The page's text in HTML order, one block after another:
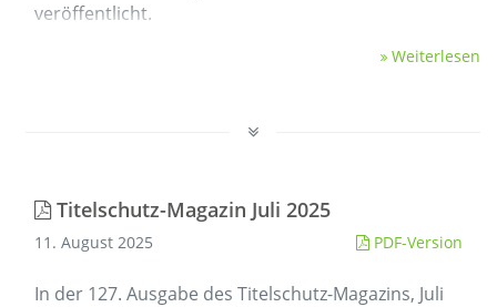
veröffentlicht.
Weiterlesen
Titelschutz-Magazin Juli 2025
11. August 2025 PDF-Version
In der 127. Ausgabe des Titelschutz-Magazins, Juli